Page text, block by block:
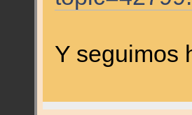
Y seguimos